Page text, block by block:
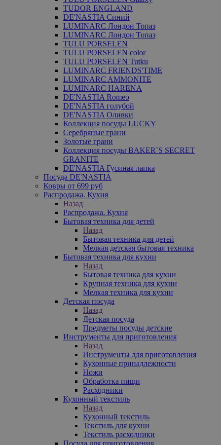
TUDOR ENGLAND
DE'NASTIA Синий
LUMINARC Лондон Топаз
LUMINARC Лондон Топаз
TULU PORSELEN
TULU PORSELEN color
TULU PORSELEN Tutku
LUMINARC FRIENDS'TIME
LUMINARC AMMONITE
LUMINARC HARENA
DE'NASTIA Romeo
DE'NASTIA голубой
DE'NASTIA Оливки
Коллекция посуды LUCKY
Серебряные грани
Золотые грани
Коллекция посуды BAKER`S SECRET
GRANITE
DE'NASTIA Гусиная лапка
Посуда DE'NASTIA
Ковры от 699 руб
Распродажа. Кухня
Назад
Распродажа. Кухня
Бытовая техника для детей
Назад
Бытовая техника для детей
Мелкая детская бытовая техника
Бытовая техника для кухни
Назад
Бытовая техника для кухни
Крупная техника для кухни
Мелкая техника для кухни
Детская посуда
Назад
Детская посуда
Предметы посуды детские
Инструменты для приготовления
Назад
Инструменты для приготовления
Кухонные принадлежности
Ножи
Обработка пищи
Расходники
Кухонный текстиль
Назад
Кухонный текстиль
Текстиль для кухни
Текстиль расходники
Посуда для приготовления